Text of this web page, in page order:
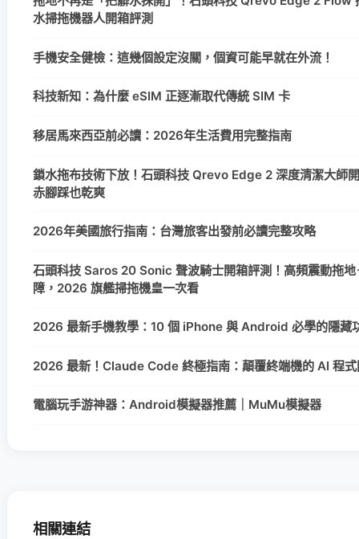
水掃拖機器人開箱評測
手機安全健檢：這幾個設定沒關，個資可能早就在外流！
科技新知：為什麼 eSIM 正逐漸取代傳統 SIM 卡
移居馬來西亞前必讀：2026年生活費用完整指南
鎖水拖布技術下放！石頭科技 Qrevo Edge 2 深度清潔大師
赤腳踩也乾爽
2026年美國旅行指南：台灣旅客出發前必讀完整攻略
石頭科技 Saros 20 Sonic 聲波騎士開箱評測！高頻震動拖
障，2026 旗艦掃拖機皇一次看
2026 最新手機教學：10 個 iPhone 與 Android 必學的隱藏
2026 最新！Claude Code 終極指南：顛覆終端機的 AI 程式
電腦玩手游神器：Android模擬器推薦｜MuMu模擬器
相關連結